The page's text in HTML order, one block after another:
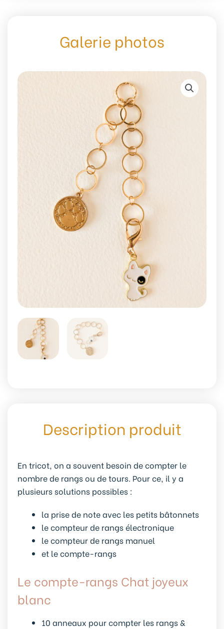
Description produit
En tricot, on a souvent besoin de compter le
nombre de rangs ou de tours. Pour ce, il y a
plusieurs solutions possibles :
la prise de note avec les petits bâtonnets
le compteur de rangs électronique
le compteur de rangs manuel
et le compte-rangs
Le compte-rangs Chat joyeux
blanc
10 anneaux pour compter les rangs &
Galerie photos